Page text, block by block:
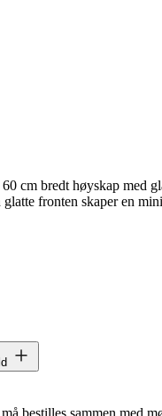
cm bredt høyskap med
fronten skaper en